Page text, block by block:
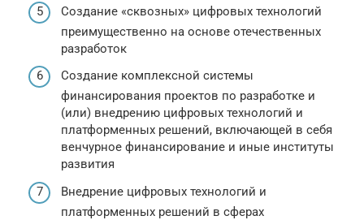
Создание «сквозных» цифровых технологий
преимущественно на основе отечественных
разработок
Создание комплексной системы
финансирования проектов по разработке и
(или) внедрению цифровых технологий и
платформенных решений, включающей в себя
венчурное финансирование и иные институты
развития
Внедрение цифровых технологий и
платформенных решений в сферах